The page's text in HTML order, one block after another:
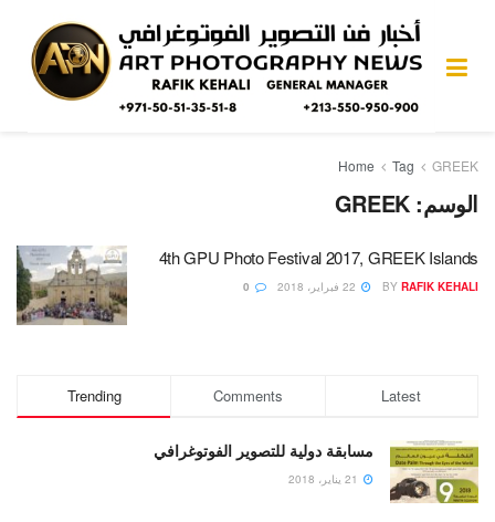
Home Tag GREEK
الوسم:GREEK
4th GPU Photo Festival 2017, GREEK Islands
BY RAFIK KEHALI
Trending Comments Latest
مسابقة دولية للتصوير الفوتوغرافي